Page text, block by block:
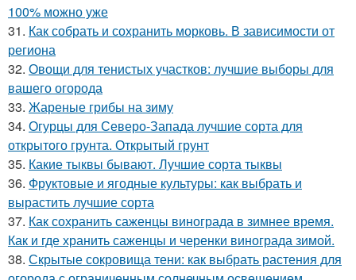
100% можно уже
31. Как собрать и сохранить морковь. В зависимости от
региона
32. Овощи для тенистых участков: лучшие выборы для
вашего огорода
33. Жареные грибы на зиму
34. Огурцы для Северо-Запада лучшие сорта для
открытого грунта. Открытый грунт
35. Какие тыквы бывают. Лучшие сорта тыквы
36. Фруктовые и ягодные культуры: как выбрать и
вырастить лучшие сорта
37. Как сохранить саженцы винограда в зимнее время.
Как и где хранить саженцы и черенки винограда зимой.
38. Скрытые сокровища тени: как выбрать растения для